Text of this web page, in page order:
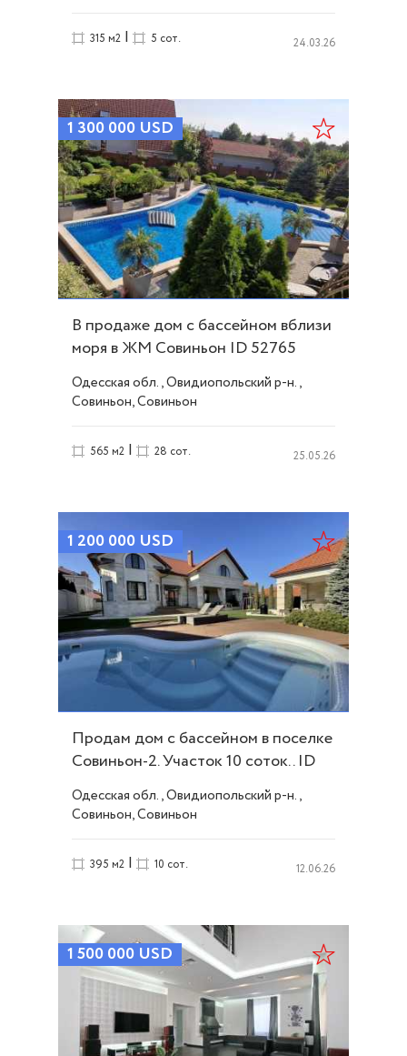
315 м2 | 5 сот. 24.03.26
1 300 000 USD
В продаже дом с бассейном вблизи
моря в ЖМ Совиньон ID 52765
Одесская обл., Овидиопольский р-н.,
Совиньон, Совиньон
565 м2 | 28 сот. 25.05.26
1 200 000 USD
Продам дом с бассейном в поселке
Совиньон-2. Участок 10 соток.. ID
51233
Одесская обл., Овидиопольский р-н.,
Совиньон, Совиньон
395 м2 | 10 сот. 12.06.26
1 500 000 USD